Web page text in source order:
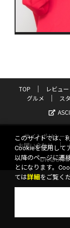
TOP レビュー
グルメ
ス
サイトポリシー
お問い合わせ
このサイトでは、
Cookieを使用して
以降のページに遷
とになります。
ては詳細 をご覧く